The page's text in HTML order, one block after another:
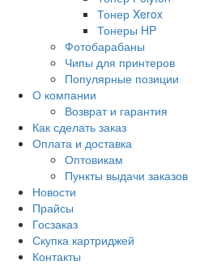
Тонер Xerox
Тонеры HP
Фотобарабаны
Чипы для принтеров
Популярные позиции
О компании
Возврат и гарантия
Как сделать заказ
Оплата и доставка
Оптовикам
Пункты выдачи заказов
Новости
Прайсы
Госзаказ
Скупка картриджей
Контакты